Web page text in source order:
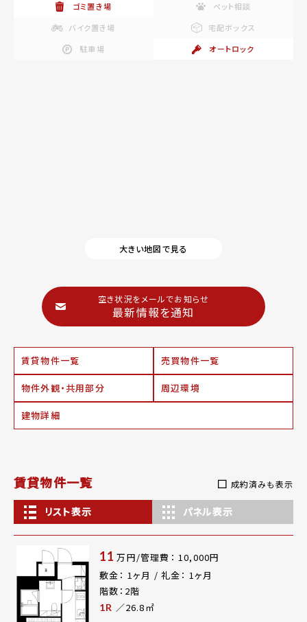
ゴミ置き場
ペット相談
バイク置き場
宅配ボックス
駐車場
オートロック
大きい地図で見る
空き状況をメールでお知らせ
最新情報を通知
賃貸物件一覧 売買物件一覧
物件外観・共用部分 周辺環境
建物詳細
賃貸物件一覧 成約済みも表示
リスト表示 パネル表示
11 万円/管理費： 10,000円
敷金： 1ヶ月 / 礼金： 1ヶ月
階数：2階
1R ／26.8㎡